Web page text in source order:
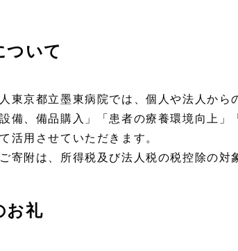
ついて
東京都立墨東病院では、個人や法人から
設備、備品購入」「患者の療養環境向上
活用させていただきます。
寄附は、所得税及び法人税の税控除の対
お礼